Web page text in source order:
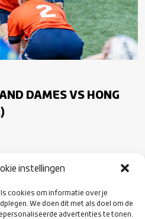
instellingen
cookies om informatie over je
We doen dit met als doel om de
advertenties te tonen.
DAMES VS HONG